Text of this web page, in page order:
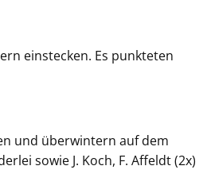
einstecken. Es punkteten
und überwintern auf dem
sowie J. Koch, F. Affeldt (2x)